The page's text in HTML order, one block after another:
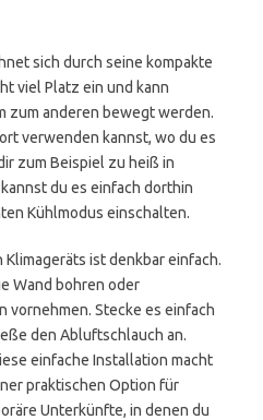
sich durch seine kompakte
viel Platz ein und kann
zum anderen bewegt werden.
verwenden kannst, wo du es
zum Beispiel zu heiß in
du es einfach dorthin
Kühlmodus einschalten.
ist denkbar einfach.
Wand bohren oder
vornehmen. Stecke es einfach
den Abluftschlauch an.
einfache Installation macht
praktischen Option für
Unterkünfte, in denen du